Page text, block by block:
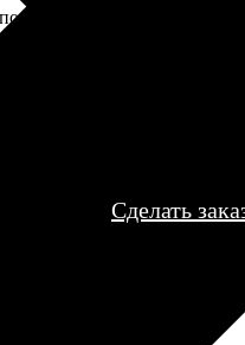
заказа к печати
могут связаться с Вами
телефону или email для
деталей.
Сделать